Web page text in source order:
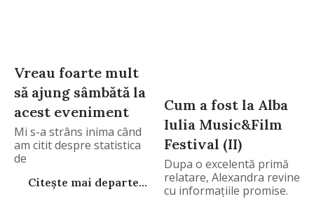
Vreau foarte mult
să ajung sâmbătă la
acest eveniment
Mi s-a strâns inima când
am citit despre statistica
de
Citește mai departe...
Cum a fost la Alba
Iulia Music&Film
Festival (II)
Dupa o excelentă primă
relatare, Alexandra revine
cu informaţiile promise.